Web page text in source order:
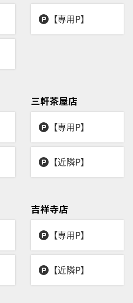
【専用P】
三軒茶屋店
【専用P】
【近隣P】
吉祥寺店
【専用P】
【近隣P】